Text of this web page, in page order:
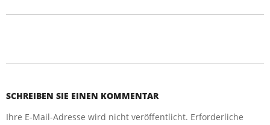
SCHREIBEN SIE EINEN KOMMENTAR
Ihre E-Mail-Adresse wird nicht veröffentlicht. Erforderliche